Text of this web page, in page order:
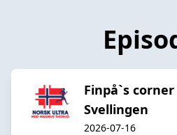
Finpå`s corner
Svellingen
2026-07-16